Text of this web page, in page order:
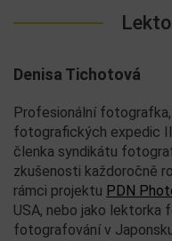
Denisa Tichotová
Profesionální fotografka,
fotografických expedic
členka syndikátu
zkušenosti každoročně
rámci projektu PDN
USA, nebo jako
fotografování v